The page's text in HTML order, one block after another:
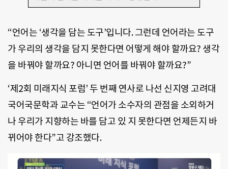
“언어는 ‘생각을 담는 도구’입니다. 그런데 언어라는 도구
가 우리의 생각을 담지 못한다면 어떻게 해야 할까요? 생각
을 바꿔야 할까요? 아니면 언어를 바꿔야 할까요?”
‘제2회 미래지식 포럼’ 두 번째 연사로 나선 신지영 고려대
국어국문학과 교수는 “언어가 소수자의 관점을 소외하거
나 우리가 지향하는 바를 담고 있 지 못한다면 언제든지 바
뀌어야 한다”고 강조했다.